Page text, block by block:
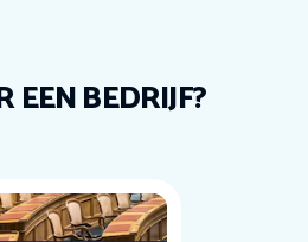
EEN BEDRIJF?